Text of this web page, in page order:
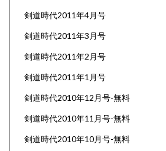
剣道時代2011年4月号
剣道時代2011年3月号
剣道時代2011年2月号
剣道時代2011年1月号
剣道時代2010年12月号-無料
剣道時代2010年11月号-無料
剣道時代2010年10月号-無料